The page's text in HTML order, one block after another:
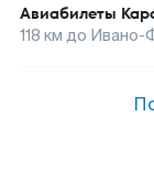
Авиабилеты
118 км до Ивано-